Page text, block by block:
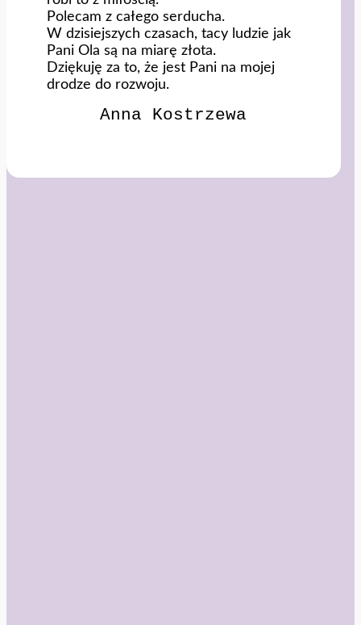
Polecam z całego serducha.
W dzisiejszych czasach, tacy ludzie jak
Pani Ola są na miarę złota.
Dziękuję za to, że jest Pani na mojej
drodze do rozwoju.
Anna Kostrzewa